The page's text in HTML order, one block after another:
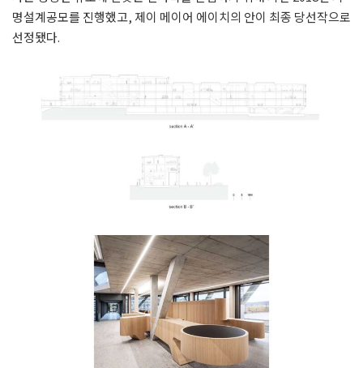
명설계공모를 진행했고, 제이 메이어 에이치의 안이 최종 당선작으로
선정됐다.